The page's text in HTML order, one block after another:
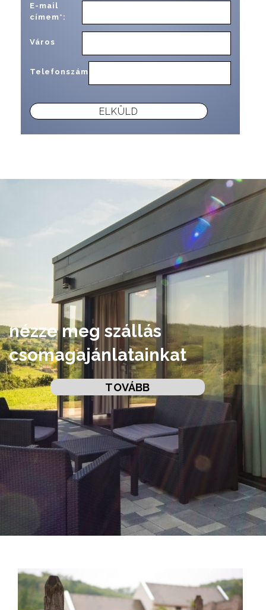
E-mail
címem*:
Város
Telefonszám
nézze meg szállás
csomagajánlatainkat
TOVÁBB